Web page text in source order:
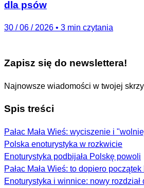
dla psów
30 / 06 / 2026 • 3 min czytania
Zapisz się do newslettera!
Najnowsze wiadomości w twojej
Spis treści
Pałac Mała Wieś: wyciszenie i
Polska enoturystyka w rozkwicie
Enoturystyka podbijała Polskę powoli
Pałac Mała Wieś: to dopiero
Enoturystyka i winnice: nowy rozdział